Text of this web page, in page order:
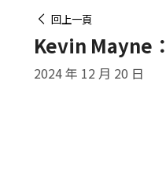
回上一頁
Kevin Mayne
2024 年 12 月 20 日